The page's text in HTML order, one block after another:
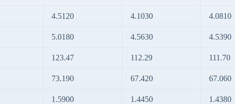
4.5120 4.1030 4.0810
5.0180 4.5630 4.5390
123.47 112.29 111.70
73.190 67.420 67.060
1.5900 1.4450 1.4380